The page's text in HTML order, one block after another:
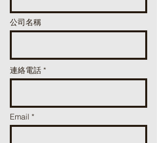
公司名稱
連絡電話
Email